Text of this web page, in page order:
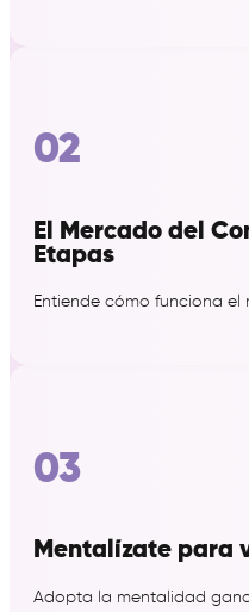
02
El Mercado del
Etapas
Entiende cómo funciona
03
Mentalízate para
Adopta la mentalidad